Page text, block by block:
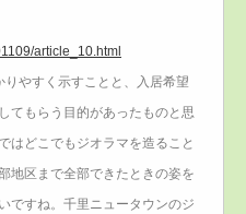
article_10.html
やすく示すことと、入居希望
てもらう目的があったものと思
はどこでもジオラマを造ること
地区まで全部できたときの姿を
ですね。千里ニュータウンのジ